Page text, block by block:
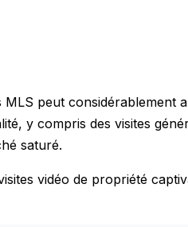
MLS peut
y compris des visites
saturé.
vidéo de propriété